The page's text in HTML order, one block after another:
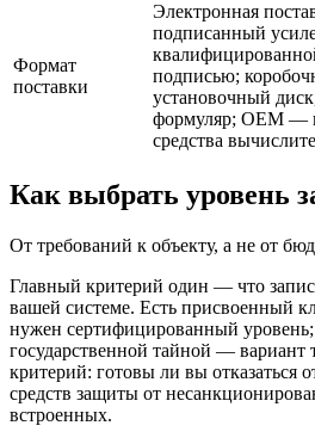
Формат
поставки
Электронная
подписанный
подписью;
установочный
формуляр; OEM —
средства
Как выбрать уровень
От требований к объекту, а не от
Главный критерий один — что
вашей системе. Есть присвоенный
нужен сертифицированный уровень;
государственной тайной — вариант
критерий: готовы ли вы отказаться
средств защиты от
встроенных.